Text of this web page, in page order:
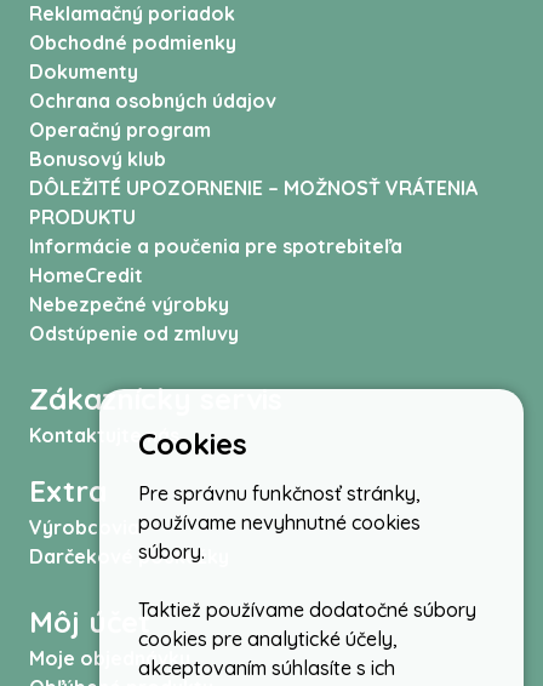
Reklamačný poriadok
Obchodné podmienky
Dokumenty
Ochrana osobných údajov
Operačný program
Bonusový klub
DÔLEŽITÉ UPOZORNENIE – MOŽNOSŤ VRÁTENIA
PRODUKTU
Informácie a poučenia pre spotrebiteľa
HomeCredit
Nebezpečné výrobky
Odstúpenie od zmluvy
Zákaznícky servis
Kontaktujte nás
Extra
Výrobcovia
Darčekové poukážky
Môj účet
Moje objednávky
Cookies
Pre správnu funkčnosť stránky,
používame nevyhnutné cookies
súbory.
Taktiež používame dodatočné súbory
cookies pre analytické účely,
akceptovaním súhlasíte s ich